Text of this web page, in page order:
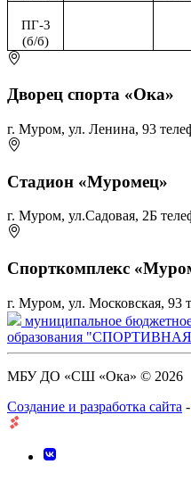
ПГ-3
(б/б)
Дворец спорта «Ока»
г. Муром, ул. Ленина, 93
Стадион «Муромец»
г. Муром, ул.Садовая, 2Б
Спорткомплекс
г. Муром, ул. Московская, 93
муниципальное
образования
МБУ ДО «СШ «Ока» © 2026
Создание и разработка сайта -